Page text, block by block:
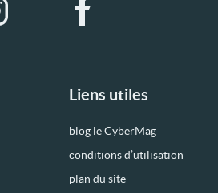
Liens utiles
blog le CyberMag
conditions d’utilisation
plan du site